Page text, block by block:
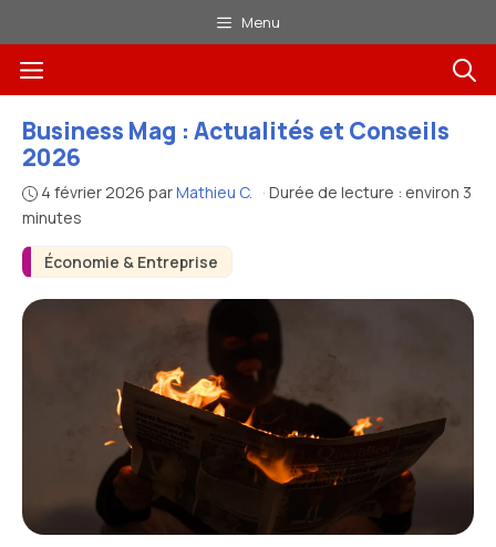
au
contenu
Menu
Menu
Économie & Entreprise
Business Mag : Actualités et Conseils
2026
4 février 2026 parMathieu C. · Durée de lecture : environ 3
minutes